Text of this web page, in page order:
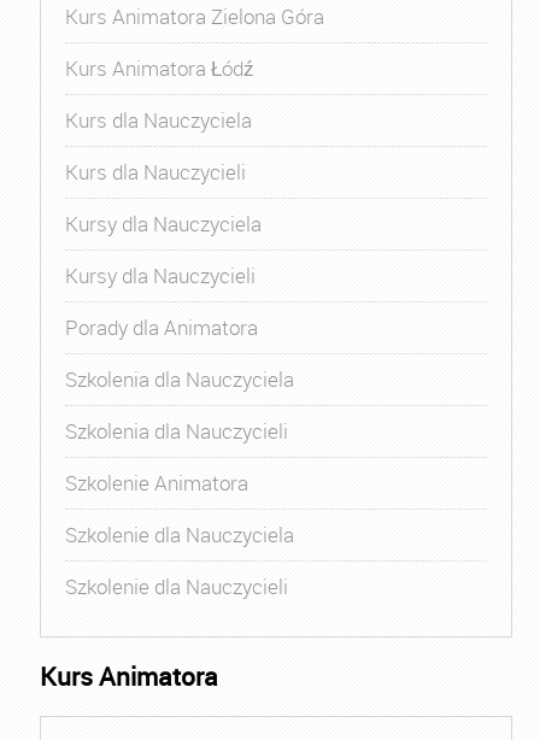
Kurs Animatora Zielona Góra
Kurs Animatora Łódź
Kurs dla Nauczyciela
Kurs dla Nauczycieli
Kursy dla Nauczyciela
Kursy dla Nauczycieli
Porady dla Animatora
Szkolenia dla Nauczyciela
Szkolenia dla Nauczycieli
Szkolenie Animatora
Szkolenie dla Nauczyciela
Szkolenie dla Nauczycieli
Kurs Animatora